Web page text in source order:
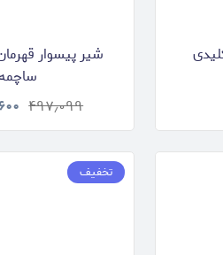
شیر پیسوار
۴۹۷٫۰۹۹
تخفیف